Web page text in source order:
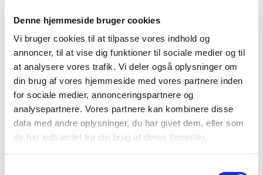
Denne hjemmeside bruger cookies
Vi bruger cookies til at tilpasse vores indhold og
annoncer, til at vise dig funktioner til sociale medier og til
at analysere vores trafik. Vi deler også oplysninger om
din brug af vores hjemmeside med vores partnere inden
for sociale medier, annonceringspartnere og
analysepartnere. Vores partnere kan kombinere disse
data med andre oplysninger, du har givet dem, eller som
de har indsamlet fra din brug af deres tjenester.
torsdag har vi 2 eftermiddagshold.
Der er ingen hjælp til omklædning.
Det er ikke nødvendigt at kunne svømme, men man skal kunne klare sig
uden personhjælp i bassinet eller selv medbringe hjælper.
Ønskes yderligere oplysninger kan duringetil klinikken.